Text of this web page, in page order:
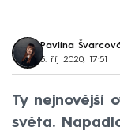
Pavlína
5. říj 2020, 17:51
Ty nejnovější
světa.